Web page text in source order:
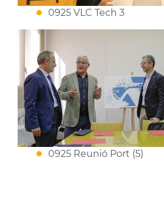
0925 VLC Tech 3
0925 Reunió Port (5)